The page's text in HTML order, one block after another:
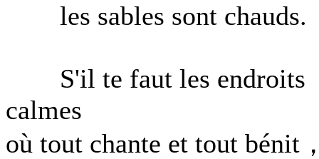
les sables sont chauds.
S'il te faut les endroits
calmes
où tout chante et tout bénit